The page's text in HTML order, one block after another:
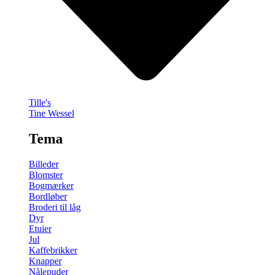
Tille's
Tine Wessel
Tema
Billeder
Blomster
Bogmærker
Bordløber
Broderi til låg
Dyr
Etuier
Jul
Kaffebrikker
Knapper
Nålepuder